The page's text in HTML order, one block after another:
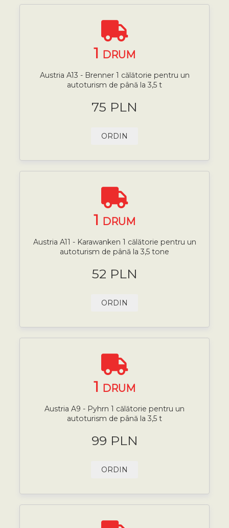
1 DRUM
Austria A13 - Brenner 1 călătorie pentru un
autoturism de până la 3,5 t
75 PLN
ORDIN
1 DRUM
Austria A11 - Karawanken 1 călătorie pentru un
autoturism de până la 3,5 tone
52 PLN
ORDIN
1 DRUM
Austria A9 - Pyhrn 1 călătorie pentru un
autoturism de până la 3,5 t
99 PLN
ORDIN